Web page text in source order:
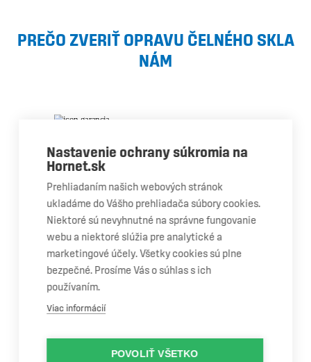
PREČO ZVERIŤ OPRAVU ČELNÉHO SKLA
NÁM
Garancia
kvality
Máme odborný personál,
certifikované vybavenie a
používame diely OEM kvality.
Nastavenie ochrany súkromia na
Hornet.sk
Prehliadaním našich webových stránok
ukladáme do Vášho prehliadača súbory cookies.
Niektoré sú nevyhnutné na správne fungovanie
webu a niektoré slúžia pre analytické a
marketingové účely. Všetky cookies sú plne
bezpečné. Prosíme Vás o súhlas s ich
používaním.
Viac informácií
POVOLIŤ VŠETKO